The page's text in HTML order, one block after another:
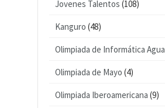
Jovenes Talentos (108)
Kanguro (48)
Olimpiada de Informática
Olimpiada de Mayo (4)
Olimpiada Iberoamericana (9)